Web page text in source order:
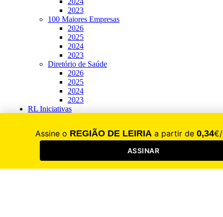
2023
100 Maiores Empresas
2026
2025
2024
2023
Diretório de Saúde
2026
2025
2024
2023
RL Iniciativas
2024
2021
Fórum Emprego e Formação